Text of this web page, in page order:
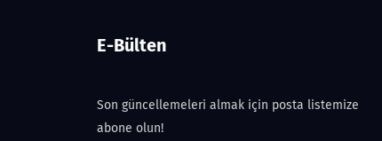
E-Bülten
Son güncellemeleri almak için posta listemize
abone olun!